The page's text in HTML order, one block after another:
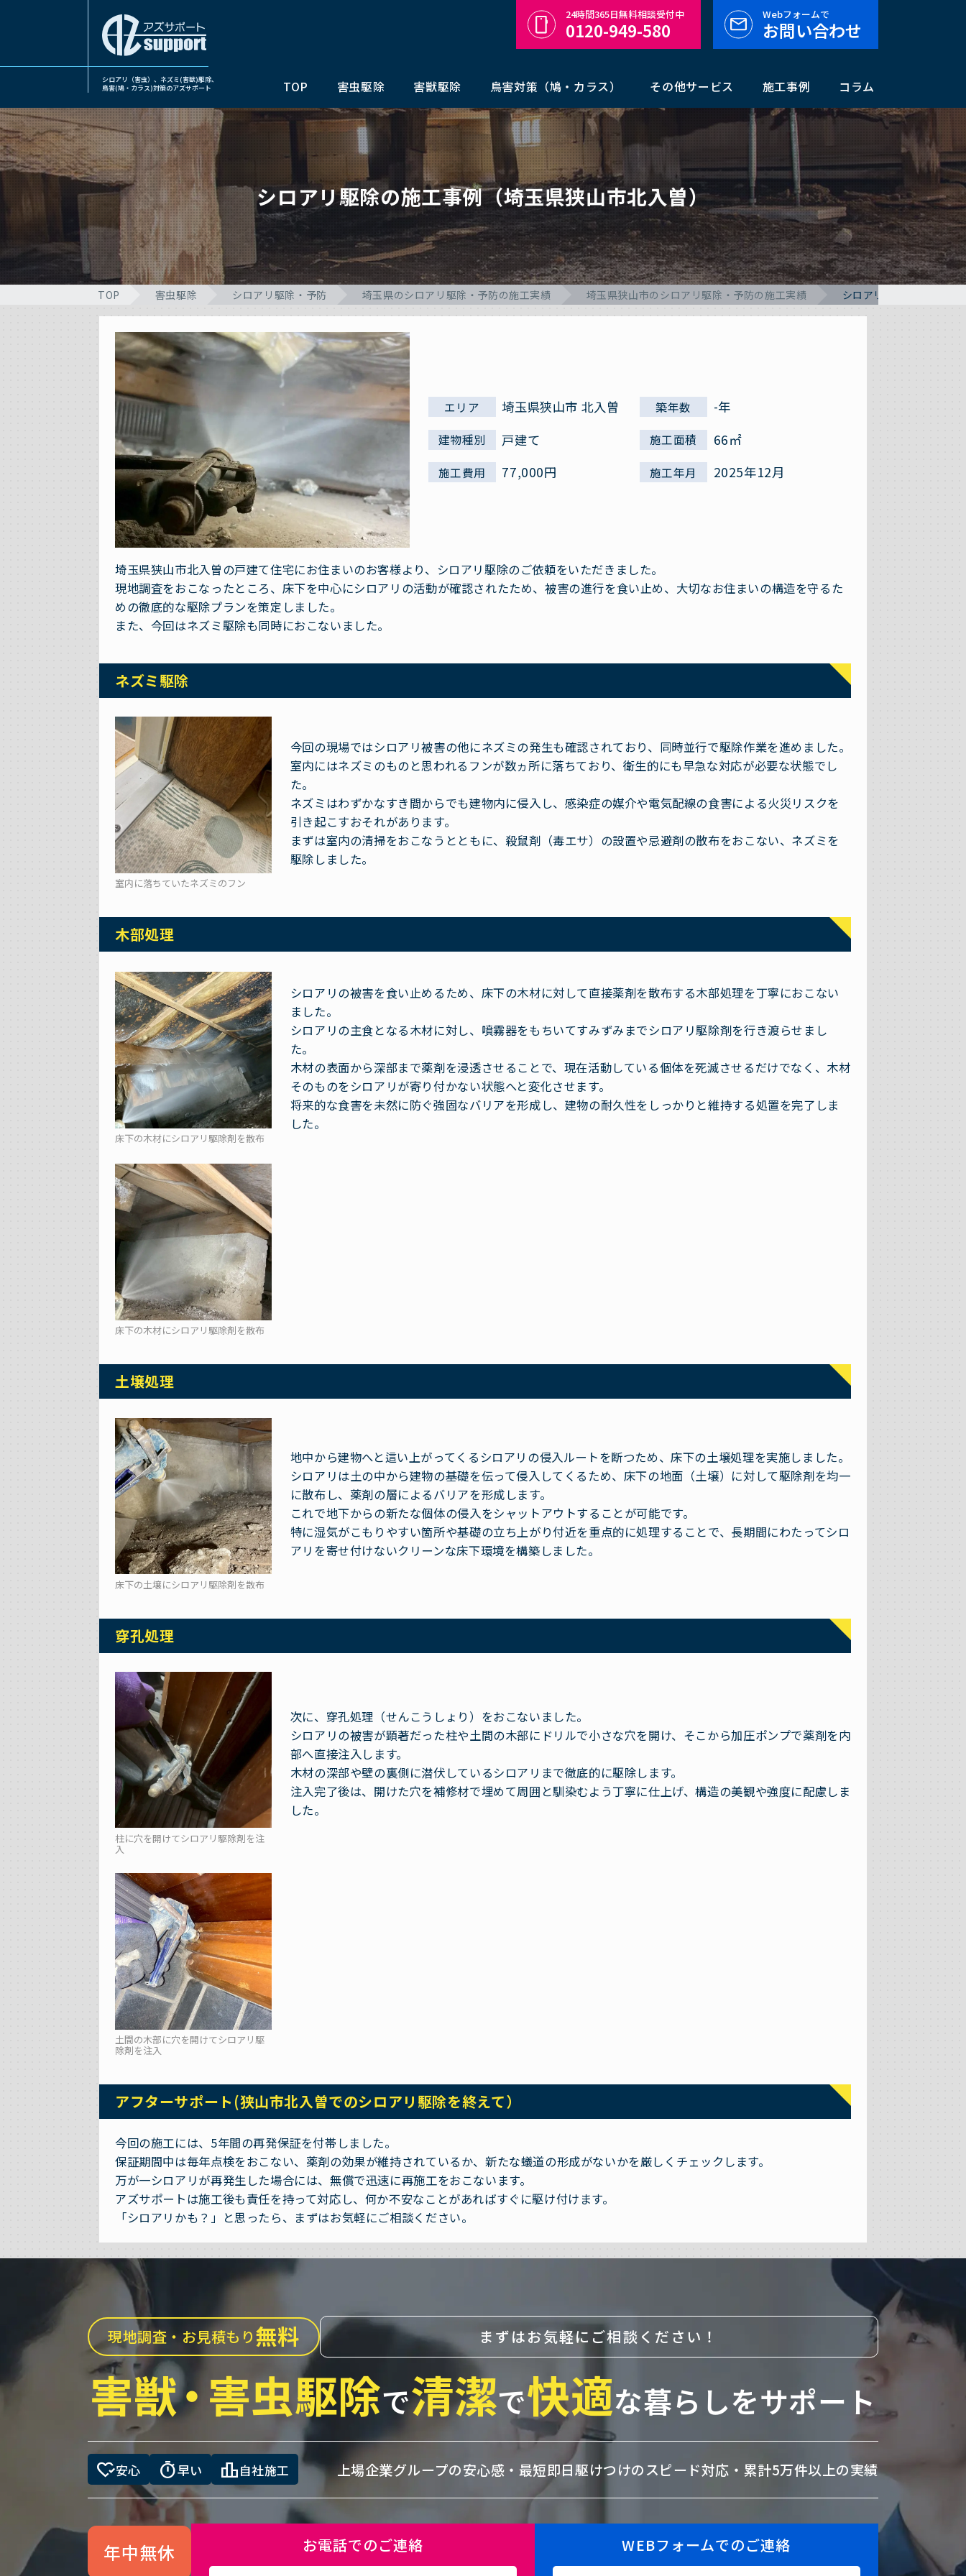
シロアリ（害虫）、ネズミ(害獣)駆除、
鳥害(鳩・カラス)対策のアズサポート
TOP 害虫駆除 害獣駆除 鳥害対策（鳩・カラス） その他サービス 施工事例 コラム
24時間365日無料相談受付中
0120-949-580
Webフォームで
お問い合わせ
シロアリ駆除の施工事例（埼玉県狭山市北入曽）
TOP 害虫駆除 シロアリ駆除・予防 埼玉県のシロアリ駆除・予防の施工実績 埼玉県狭山市のシロアリ駆除・予防の施工実績 シロアリ駆除の施工事例
エリア 埼玉県狭山市 北入曽 築年数 -年
建物種別 戸建て 施工面積 66㎡
施工費用 77,000円 施工年月 2025年12月
埼玉県狭山市北入曽の戸建て住宅にお住まいのお客様より、シロアリ駆除のご依頼をいただきました。
現地調査をおこなったところ、床下を中心にシロアリの活動が確認されたため、被害の進行を食い止め、大切なお住まいの構造を守るた
めの徹底的な駆除プランを策定しました。
また、今回はネズミ駆除も同時におこないました。
ネズミ駆除
室内に落ちていたネズミのフン
今回の現場ではシロアリ被害の他にネズミの発生も確認されており、同時並行で駆除作業を進めました。
室内にはネズミのものと思われるフンが数ヵ所に落ちており、衛生的にも早急な対応が必要な状態でし
た。
ネズミはわずかなすき間からでも建物内に侵入し、感染症の媒介や電気配線の食害による火災リスクを
引き起こすおそれがあります。
まずは室内の清掃をおこなうとともに、殺鼠剤（毒エサ）の設置や忌避剤の散布をおこない、ネズミを
駆除しました。
木部処理
床下の木材にシロアリ駆除剤を散布
シロアリの被害を食い止めるため、床下の木材に対して直接薬剤を散布する木部処理を丁寧におこない
ました。
シロアリの主食となる木材に対し、噴霧器をもちいてすみずみまでシロアリ駆除剤を行き渡らせまし
た。
木材の表面から深部まで薬剤を浸透させることで、現在活動している個体を死滅させるだけでなく、木材
そのものをシロアリが寄り付かない状態へと変化させます。
将来的な食害を未然に防ぐ強固なバリアを形成し、建物の耐久性をしっかりと維持する処置を完了しま
した。
床下の木材にシロアリ駆除剤を散布
土壌処理
床下の土壌にシロアリ駆除剤を散布
地中から建物へと這い上がってくるシロアリの侵入ルートを断つため、床下の土壌処理を実施しました。
シロアリは土の中から建物の基礎を伝って侵入してくるため、床下の地面（土壌）に対して駆除剤を均一
に散布し、薬剤の層によるバリアを形成します。
これで地下からの新たな個体の侵入をシャットアウトすることが可能です。
特に湿気がこもりやすい箇所や基礎の立ち上がり付近を重点的に処理することで、長期間にわたってシロ
アリを寄せ付けないクリーンな床下環境を構築しました。
穿孔処理
柱に穴を開けてシロアリ駆除剤を注
入
次に、穿孔処理（せんこうしょり）をおこないました。
シロアリの被害が顕著だった柱や土間の木部にドリルで小さな穴を開け、そこから加圧ポンプで薬剤を内
部へ直接注入します。
木材の深部や壁の裏側に潜伏しているシロアリまで徹底的に駆除します。
注入完了後は、開けた穴を補修材で埋めて周囲と馴染むよう丁寧に仕上げ、構造の美観や強度に配慮しま
した。
土間の木部に穴を開けてシロアリ駆
除剤を注入
アフターサポート(狭山市北入曽でのシロアリ駆除を終えて）
今回の施工には、5年間の再発保証を付帯しました。
保証期間中は毎年点検をおこない、薬剤の効果が維持されているか、新たな蟻道の形成がないかを厳しくチェックします。
万が一シロアリが再発生した場合には、無償で迅速に再施工をおこないます。
アズサポートは施工後も責任を持って対応し、何か不安なことがあればすぐに駆け付けます。
「シロアリかも？」と思ったら、まずはお気軽にご相談ください。
現地調査・お見積もり無料 まずはお気軽にご相談ください！
害獣・害虫駆除で清潔で快適な暮らしをサポート
heart_check安心 timer早い leaderboard自社施工 上場企業グループの安心感・ 最短即日駆けつけのスピード対応・ 累計5万件以上の実績
年中無休 お電話でのご連絡 WEBフォームでのご連絡